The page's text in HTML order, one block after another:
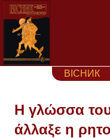
Skip
content
ВІСНИК
Η γλώσσα
άλλαξε η